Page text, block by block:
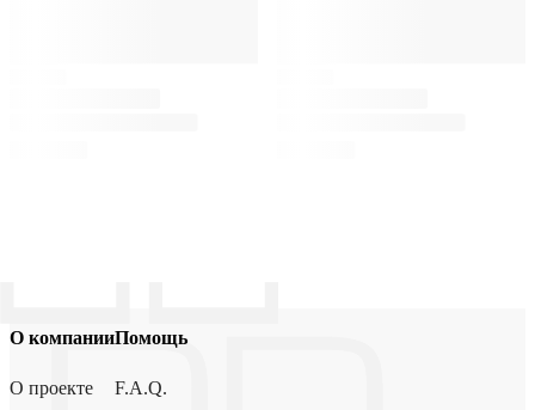
О компании
О проекте
Помощь
F.A.Q.